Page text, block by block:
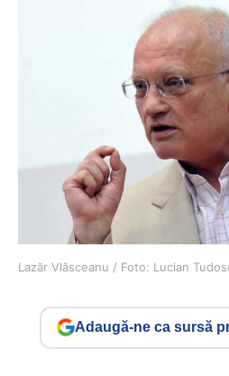
Lazăr Vlăsceanu / Foto: Lucian
Adaugă-ne ca sursă